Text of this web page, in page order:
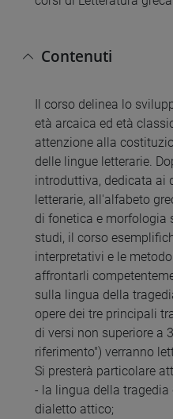
Contenuti
Il corso delinea lo
età arcaica ed età
attenzione alla
delle lingue letterarie.
introduttiva, dedicata ai
letterarie, all'alfabeto
di fonetica e morfologia
studi, il corso
interpretativi e le
affrontarli
sulla lingua della
opere dei tre principali
di versi non superiore a
riferimento") verranno
Si presterà particolare
- la lingua della
dialetto attico;